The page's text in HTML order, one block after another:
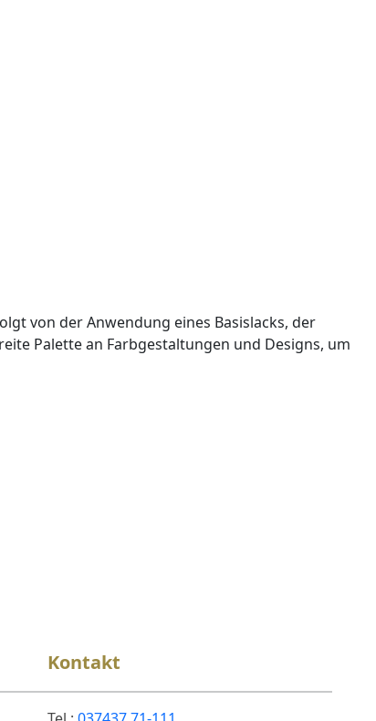
von der Anwendung eines Basislacks, der
Palette an Farbgestaltungen und Designs, um
Kontakt